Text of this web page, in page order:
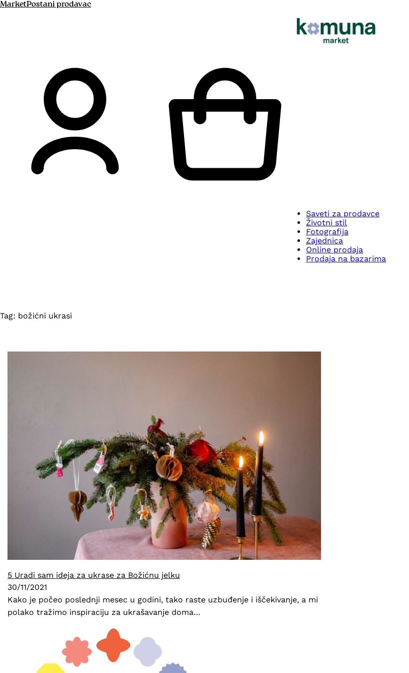
MarketPostani prodavac
Saveti za prodavce
Životni stil
Fotografija
Zajednica
Online prodaja
Prodaja na bazarima
Tag: božićni ukrasi
5 Uradi sam ideja za ukrase za Božićnu jelku
30/11/2021
Kako je počeo poslednji mesec u godini, tako raste uzbuđenje i iščekivanje, a mi
polako tražimo inspiraciju za ukrašavanje doma…